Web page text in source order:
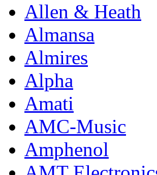
Allen & Heath
Almansa
Almires
Alpha
Amati
AMC-Music
Amphenol